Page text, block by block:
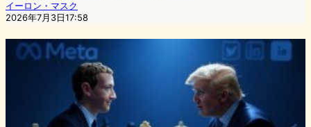
イーロン・マスク
2026年7月3日17:58